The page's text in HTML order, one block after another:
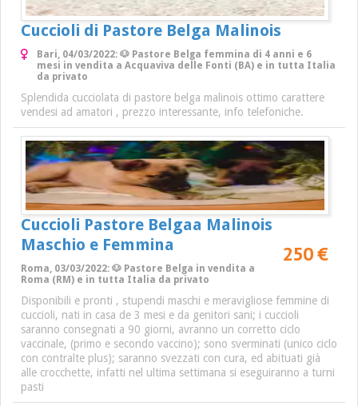
Cuccioli di Pastore Belga Malinois
Bari, 04/03/2022: 🐶 Pastore Belga femmina di 4 anni e 6
mesi in vendita a Acquaviva delle Fonti (BA) e in tutta Italia
da privato
Splendida cucciolata di pastore belga malinois ottimo carattere
vendesi ad amatori , prezzo interessante, info telefoniche.
Cuccioli Pastore Belgaa Malinois
Maschio e Femmina
250 €
Roma, 03/03/2022: 🐶 Pastore Belga in vendita a
Roma (RM) e in tutta Italia da privato
Disponibili e pronti , stupendi maschi e meravigliose femmine di
cuccioli, nati in casa de 3 mesi e da genitori sani; i cuccioli
saranno consegnati a 90 giorni, avranno un corretto ciclo
vaccinale, (primo e secondo vaccino); sono sverminati (unico ciclo
con contralte plus); saranno svezzati con cura, ed abituati già
alle crocchette, infatti nel ultima settimana si eseguiranno a turni
pasti